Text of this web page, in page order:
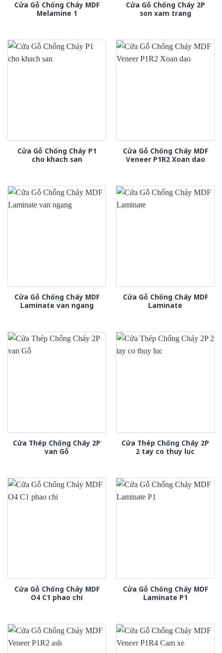
Cửa Gỗ Chống Cháy MDF
Melamine 1
Cửa Gỗ Chống Cháy 2P
son xam trang
Cửa Gỗ Chống Cháy P1
cho khach san
Cửa Gỗ Chống Cháy MDF
Veneer P1R2 Xoan dao
Cửa Gỗ Chống Cháy MDF
Laminate van ngang
Cửa Gỗ Chống Cháy MDF
Laminate
Cửa Thép Chống Cháy 2P
van Gỗ
Cửa Thép Chống Cháy 2P
2 tay co thuy luc
Cửa Gỗ Chống Cháy MDF
O4 C1 phao chi
Cửa Gỗ Chống Cháy MDF
Laminate P1